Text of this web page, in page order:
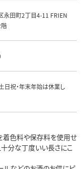
永田町2丁目4-11 FRIEN
日祝・年末年始は休業し
着色料や保存料を使用せ
分な丁度いい長さにこ